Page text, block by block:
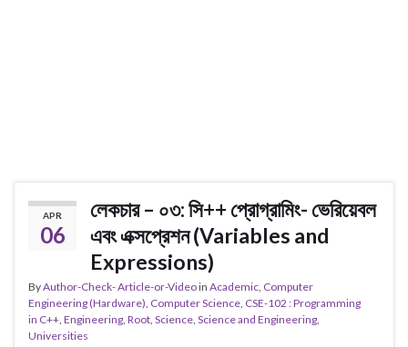
APR
06
লেকচার – ০৩: সি++ প্রোগ্রামিং- ভেরিয়েবল
এবং এক্সপ্রেশন (Variables and
Expressions)
ByAuthor-Check- Article-or-Videoin Academic Computer
Engineering (Hardware) Computer Science CSE-102 : Programming
in C++ Engineering Root Science Science and Engineering
Universities